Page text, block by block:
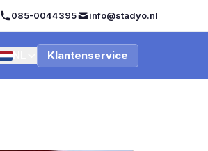
085-0044395 info@stadyo.nl
Klantenservice